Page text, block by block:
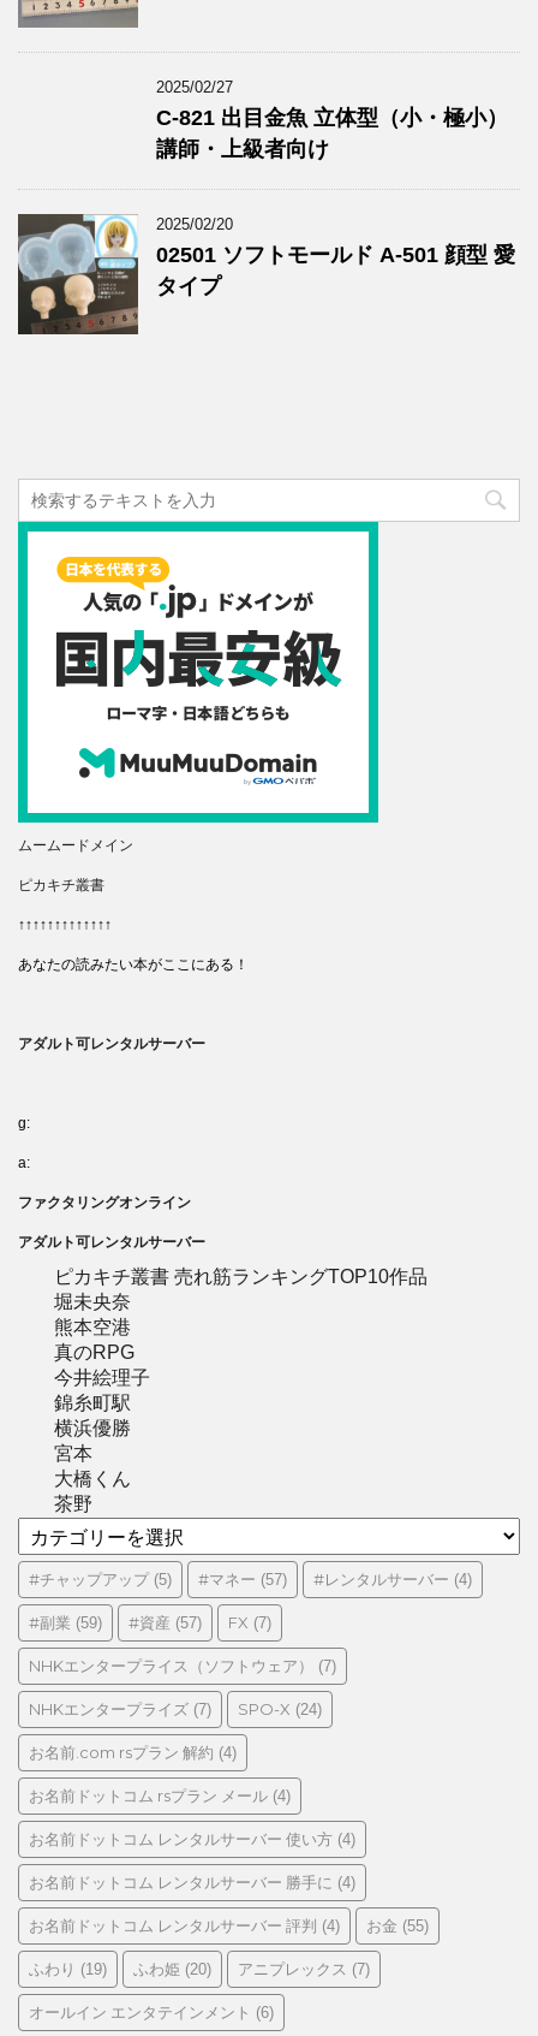
2025/02/27
C-821 出目金魚 立体型（小・極小）
講師・上級者向け
2025/02/20
02501 ソフトモールド A-501 顔型 愛
タイプ
ムームードメイン
ピカキチ叢書
↑↑↑↑↑↑↑↑↑↑↑↑↑
あなたの読みたい本がここにある！
アダルト可レンタルサーバー
g:
a:
ファクタリングオンライン
アダルト可レンタルサーバー
ピカキチ叢書 売れ筋ランキングTOP10作品
堀未央奈
熊本空港
真のRPG
今井絵理子
錦糸町駅
横浜優勝
宮本
大橋くん
茶野
テ
ゴ
リ
ー
#チャップアップ(5) #マネー (57) #レンタルサーバー (4)
#副業 (59) #資産 (57) FX (7)
NHKエンタープライス（ソフトウェア） (7)
NHKエンタープライズ (7) SPO-X (24)
お名前.com rsプラン 解約 (4)
お名前ドットコム rsプラン メール (4)
お名前ドットコム レンタルサーバー 使い方 (4)
お名前ドットコム レンタルサーバー 勝手に (4)
お名前ドットコム レンタルサーバー 評判 (4) お金 (55)
ふわり (19) ふわ姫 (20) アニプレックス (7)
オールイン エンタテインメント (6)